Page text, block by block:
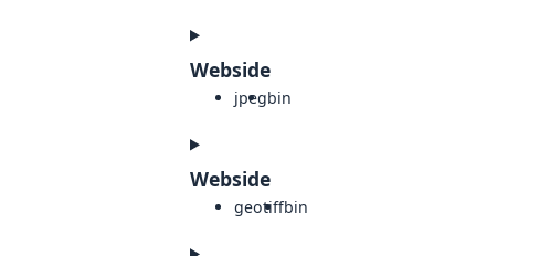
Webside
jpegbin
Webside
geotiffbin